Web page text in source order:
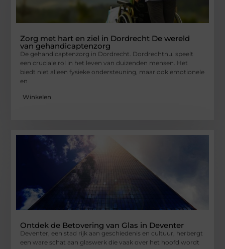
Zorg met hart en ziel in Dordrecht De wereld
van gehandicaptenzorg
De gehandicaptenzorg in Dordrecht. Dordrechtnu. speelt
een cruciale rol in het leven van duizenden mensen. Het
biedt niet alleen fysieke ondersteuning, maar ook emotionele
en
Winkelen
Ontdek de Betovering van Glas in Deventer
Deventer, een stad rijk aan geschiedenis en cultuur, herbergt
een ware schat aan glaswerk die vaak over het hoofd wordt